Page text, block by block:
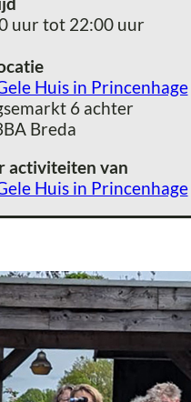
uur tot 22:00 uur
Huis in Princenhage
6 achter
Breda
activiteiten van
Huis in Princenhage